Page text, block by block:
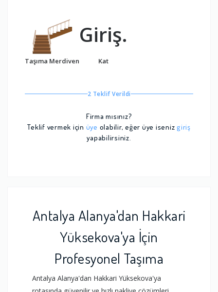
Taşıma Merdiven
Giriş.
Kat
2 Teklif Verildi
Firma mısınız?
Teklif vermek için üye olabilir, eğer üye iseniz giriş
yapabilirsiniz.
Antalya Alanya'dan Hakkari
Yüksekova'ya İçin
Profesyonel Taşıma
Antalya Alanya'dan Hakkari Yüksekova'ya